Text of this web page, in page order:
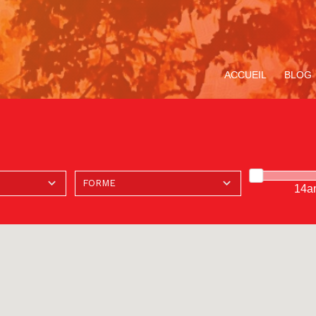
ACCUEIL BLOG
Avec Carlo Acutis. En
Miracle Eucharistique
Le Service de la
TOUS